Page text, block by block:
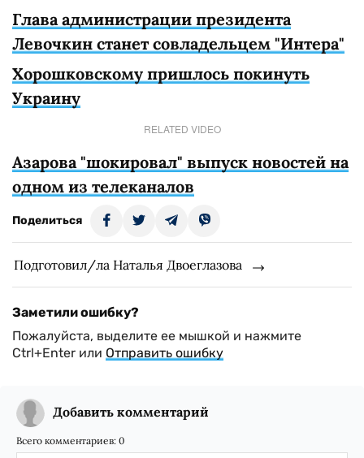
Глава администрации президента
Левочкин станет совладельцем "Интера"
Хорошковскому пришлось покинуть
Украину
RELATED VIDEO
Азарова "шокировал" выпуск новостей на
одном из телеканалов
Поделиться
Подготовил/ла Наталья Двоеглазова
Заметили ошибку?
Пожалуйста, выделите ее мышкой и нажмите
Ctrl+Enter или Отправить ошибку
Добавить комментарий
Всего комментариев: 0